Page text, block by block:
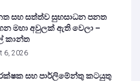
සහ සත්ත්ව සුභසාධන පනත
මහා අවුලක් ඇති වෙලා –
කාන්ත
6, 2026
සහ පාර්ලිමේන්තු කටයුතු